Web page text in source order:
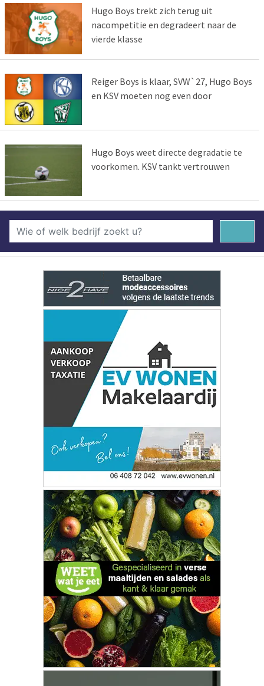
Hugo Boys trekt zich terug uit
nacompetitie en degradeert naar de
vierde klasse
Reiger Boys is klaar, SVW`27, Hugo Boys
en KSV moeten nog even door
Hugo Boys weet directe degradatie te
voorkomen. KSV tankt vertrouwen